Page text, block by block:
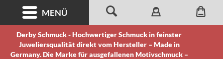
Derby Schmuck - Hochwertiger Schmuck in feinster
Juweliersqualität direkt vom Hersteller – Made in
Germany. Die Marke für ausgefallenen Motivschmuck –
MENÜ